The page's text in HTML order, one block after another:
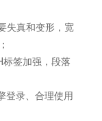
失真和变形，宽
签加强，段落
登录、合理使用